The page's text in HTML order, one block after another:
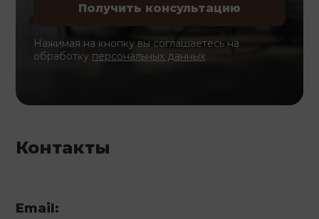
Нажимая на кнопку вы соглашаетесь на
обработку персональных данных
Контакты
Email: